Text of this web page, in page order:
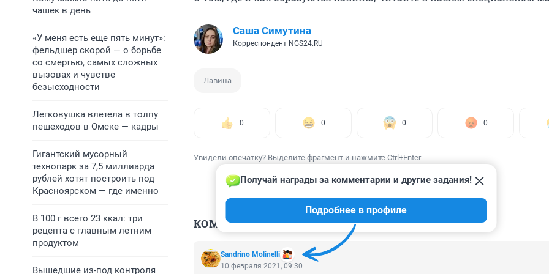
чашек в день
«У меня есть еще пять минут»:
фельдшер скорой — о борьбе
со смертью, самых сложных
вызовах и чувстве
безысходности
Легковушка влетела в толпу
пешеходов в Омске — кадры
Гигантский мусорный
технопарк за 7,5 миллиарда
рублей хотят построить под
Красноярском — где именно
В 100 г всего 23 ккал: три
рецепта с главным летним
продуктом
Вышедшие из-под контроля
Саша Симутина
Корреспондент NGS24.RU
Лавина
0 0 0 0
Увидели опечатку? Выделите фрагмент и нажмите Ctrl+Enter
КОММЕНТАРИИ 1
Sandrino Molinelli
Получай награды за комментарии и другие задания!
Подробнее в профиле
10 февраля 2021, 09:30